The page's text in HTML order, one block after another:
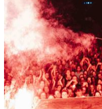
Can Firat